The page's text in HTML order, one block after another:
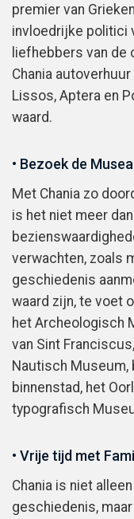
premier van
invloedrijke politici
liefhebbers van de
Chania
Lissos, Aptera en
waard.
• Bezoek de
Met Chania zo
is het niet meer
verwachten, zoals
geschiedenis
waard zijn, te voet
het Archeologisch
van Sint
Nautisch Museum,
binnenstad, het
typografisch
• Vrije tijd met
Chania is niet
geschiedenis,